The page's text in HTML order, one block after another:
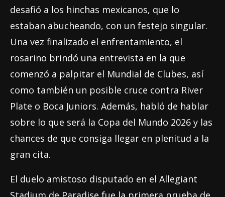
desafió a los hinchas mexicanos, que lo
estaban abucheando, con un festejo singular.
Una vez finalizado el enfrentamiento, el
rosarino brindó una entrevista en la que
comenzó a palpitar el Mundial de Clubes, así
como también un posible cruce contra River
Plate o Boca Juniors. Además, habló de hablar
sobre lo que será la Copa del Mundo 2026 y las
chances de que consiga llegar en plenitud a la
gran cita.
El duelo amistoso disputado en el Allegiant